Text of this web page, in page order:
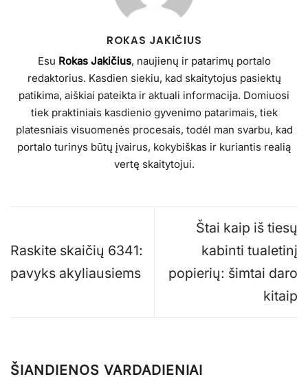
ROKAS JAKIČIUS
Esu Rokas Jakičius, naujienų ir patarimų portalo
redaktorius. Kasdien siekiu, kad skaitytojus pasiektų
patikima, aiškiai pateikta ir aktuali informacija. Domiuosi
tiek praktiniais kasdienio gyvenimo patarimais, tiek
platesniais visuomenės procesais, todėl man svarbu, kad
portalo turinys būtų įvairus, kokybiškas ir kuriantis realią
vertę skaitytojui.
Raskite skaičių 6341:
pavyks akyliausiems
Štai kaip iš tiesų
kabinti tualetinį
popierių: šimtai daro
kitaip
ŠIANDIENOS VARDADIENIAI